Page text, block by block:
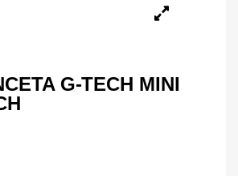
G-TECH MINI